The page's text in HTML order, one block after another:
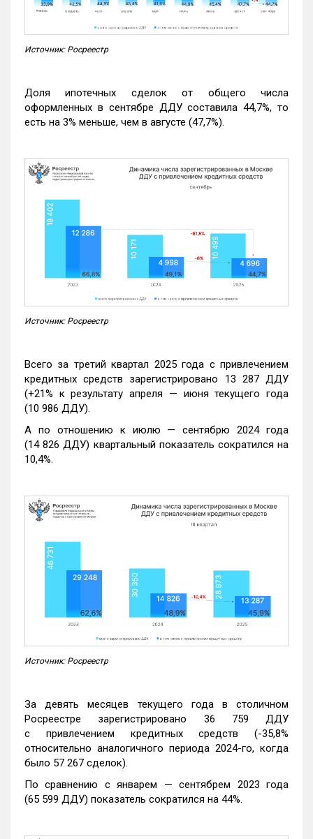
Источник: Росреестр
Доля ипотечных сделок от общего числа
оформленных в сентябре ДДУ составила 44,7%, то
есть на 3% меньше, чем в августе (47,7%).
Источник: Росреестр
Всего за третий квартал 2025 года с привлечением
кредитных средств зарегистрировано 13 287 ДДУ
(+21% к результату апреля — июня текущего года
(10 986 ДДУ).
А по отношению к июлю — сентябрю 2024 года
(14 826 ДДУ) квартальный показатель сократился на
10,4%.
Источник: Росреестр
За девять месяцев текущего года в столичном
Росреестре зарегистрировано 36 759 ДДУ
с привлечением кредитных средств (-35,8%
относительно аналогичного периода 2024-го, когда
было 57 267 сделок).
По сравнению с январем — сентябрем 2023 года
(65 599 ДДУ) показатель сократился на 44%.